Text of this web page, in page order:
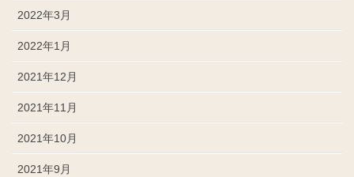
2022年3月
2022年1月
2021年12月
2021年11月
2021年10月
2021年9月